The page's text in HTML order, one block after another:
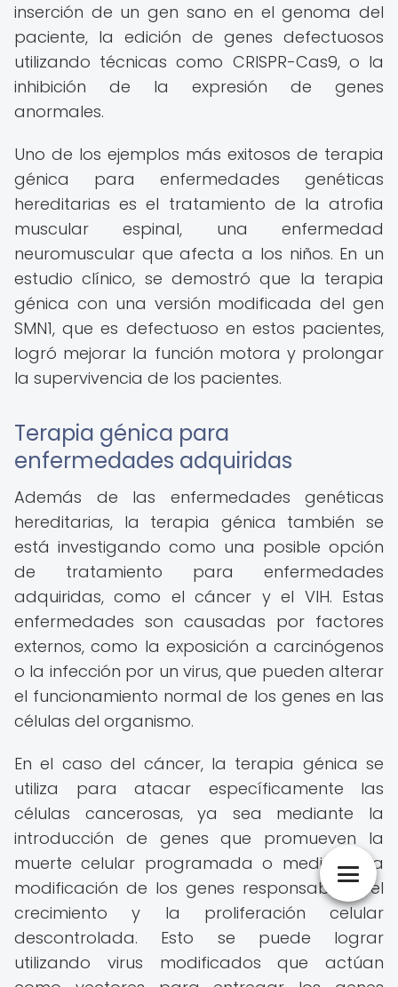
inserción de un gen sano en el genoma del
paciente, la edición de genes defectuosos
utilizando técnicas como CRISPR-Cas9, o la
inhibición de la expresión de genes
anormales.
Uno de los ejemplos más exitosos de terapia
génica para enfermedades genéticas
hereditarias es el tratamiento de la atrofia
muscular espinal, una enfermedad
neuromuscular que afecta a los niños. En un
estudio clínico, se demostró que la terapia
génica con una versión modificada del gen
SMN1, que es defectuoso en estos pacientes,
logró mejorar la función motora y prolongar
la supervivencia de los pacientes.
Terapia génica para
enfermedades adquiridas
Además de las enfermedades genéticas
hereditarias, la terapia génica también se
está investigando como una posible opción
de tratamiento para enfermedades
adquiridas, como el cáncer y el VIH. Estas
enfermedades son causadas por factores
externos, como la exposición a carcinógenos
o la infección por un virus, que pueden alterar
el funcionamiento normal de los genes en las
células del organismo.
En el caso del cáncer, la terapia génica se
utiliza para atacar específicamente las
células cancerosas, ya sea mediante la
introducción de genes que promueven la
muerte celular programada o mediante la
modificación de los genes responsables del
crecimiento y la proliferación celular
descontrolada. Esto se puede lograr
utilizando virus modificados que actúan